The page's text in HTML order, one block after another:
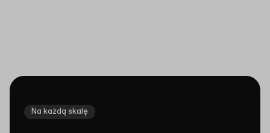
Na każdą skalę